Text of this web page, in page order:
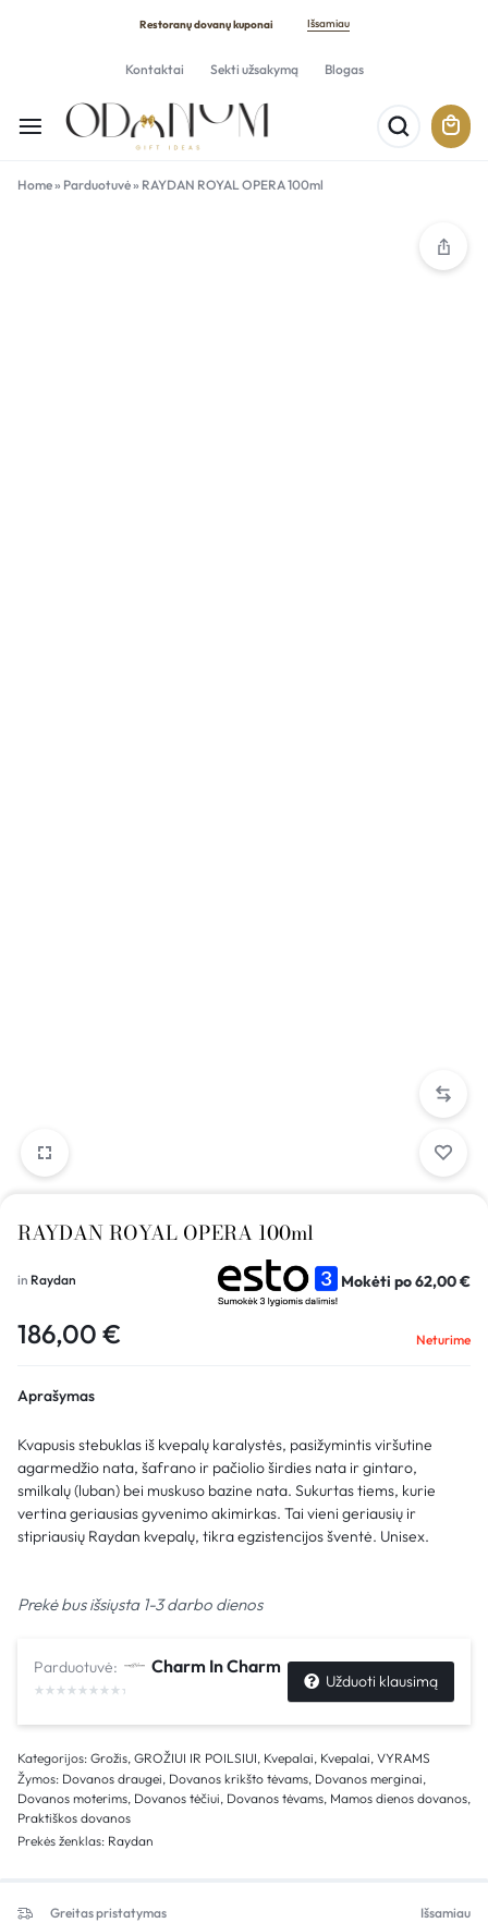
Restoranų dovanų kuponai Išsamiau
Kontaktai Sekti užsakymą Blogas
Home» Parduotuvė» RAYDAN ROYAL OPERA 100ml
RAYDAN ROYAL OPERA 100ml
in Raydan Mokėti po62,00€
186,00 € Neturime
Aprašymas
Kvapusis stebuklas iš kvepalų karalystės, pasižymintis viršutine
agarmedžio nata, šafrano ir pačiolio širdies nata ir gintaro,
smilkalų (luban) bei muskuso bazine nata. Sukurtas tiems, kurie
vertina geriausias gyvenimo akimirkas. Tai vieni geriausių ir
stipriausių Raydan kvepalų, tikra egzistencijos šventė. Unisex.
Prekė bus išsiųsta 1-3 darbo dienos
Parduotuvė: Charm In Charm
Užduoti klausimą
Kategorijos: Grožis, GROŽIUI IR POILSIUI, Kvepalai, Kvepalai, VYRAMS
Žymos: Dovanos draugei, Dovanos krikšto tėvams, Dovanos merginai,
Dovanos moterims, Dovanos tėčiui, Dovanos tėvams, Mamos dienos dovanos,
Praktiškos dovanos
Prekės ženklas: Raydan
Greitas pristatymas Išsamiau